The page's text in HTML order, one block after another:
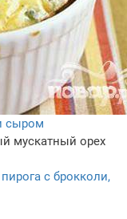
сыром
мускатный орех
с брокколи,